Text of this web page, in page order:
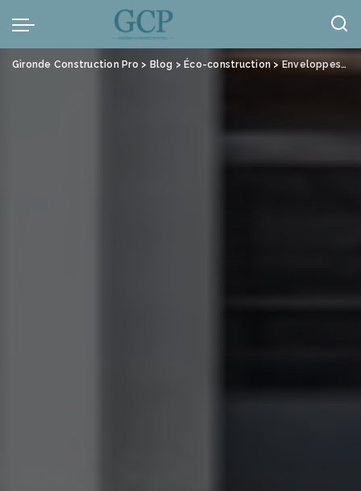
Panneau de gestion des cookies
Gironde Construction Pro > Blog > Éco-construction > Enveloppes de bâtiment : du thermique à l’optimisation carbone